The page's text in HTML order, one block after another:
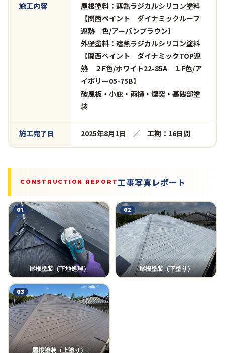
施工内容
屋根塗料：遮熱ラジカルシリコン塗料
【関西ペイント ダイナミックルーフ
遮熱 色/アーバンブラウン】
外壁塗料：遮熱ラジカルシリコン塗料
【関西ペイント ダイナミックTOP遮
熱 ２F色/ホワイト22-85A １F色/ア
イボリー05-75B】
破風板・小庇・雨樋・煙突・基礎部塗
装
施工完了日 2025年8月1日 ／ 工期：16日間
CONSTRUCTION REPORT工事写真レポート
01
屋根塗装（下地処理）
02
屋根塗装（下塗り）
03
屋根塗装（上塗り）